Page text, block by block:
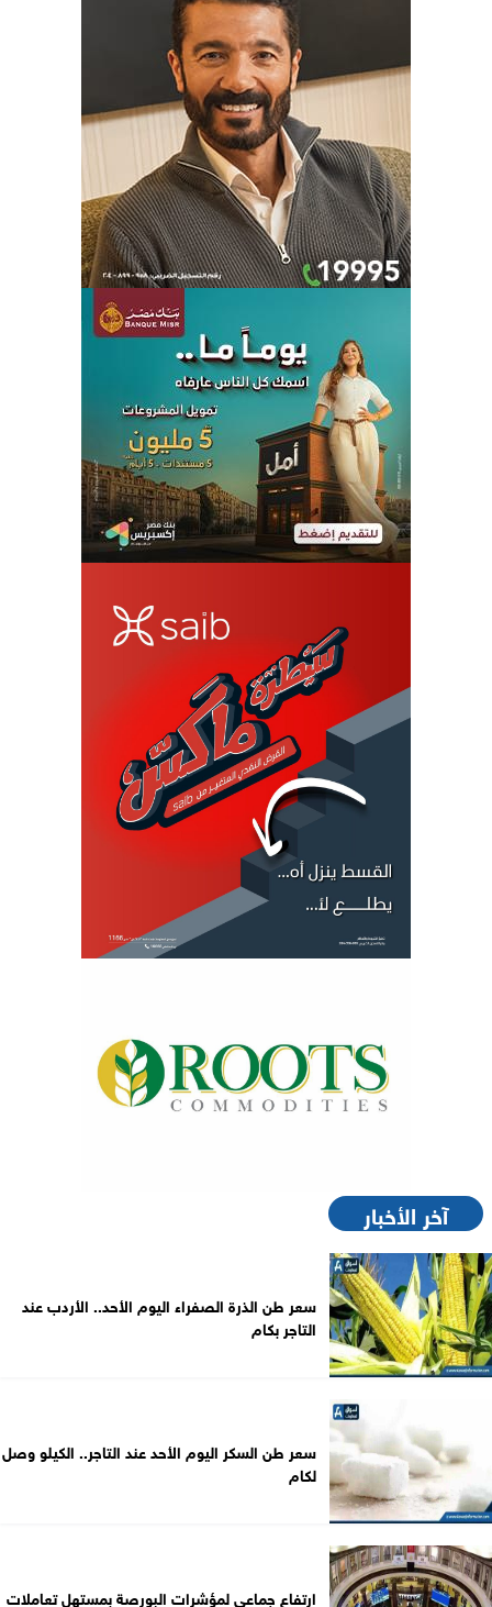
آخر الأخبار
سعر طن الذرة الصفراء اليوم الأحد.. الأردب عند
التاجر بكام
سعر طن السكر اليوم الأحد عند التاجر.. الكيلو وصل
لكام
ارتفاع جماعي لمؤشرات البورصة بمستهل تعاملات